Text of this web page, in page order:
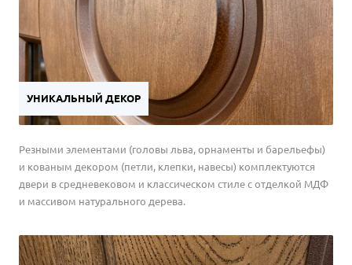
УНИКАЛЬНЫЙ ДЕКОР
Резными элементами (головы льва, орнаменты и барельефы)
и кованым декором (петли, клепки, навесы) комплектуются
двери в средневековом и классическом стиле с отделкой МДФ
и массивом натурального дерева.